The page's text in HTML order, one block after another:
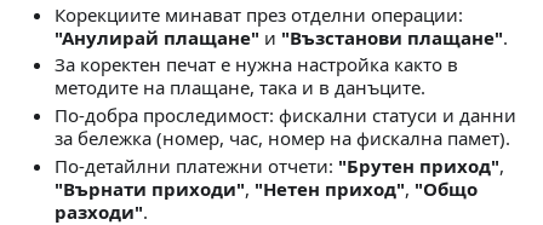
Корекциите минават през отделни операции:
"Анулирай плащане" и "Възстанови плащане".
За коректен печат е нужна настройка както в
методите на плащане, така и в данъците.
По-добра проследимост: фискални статуси и данни
за бележка (номер, час, номер на фискална памет).
По-детайлни платежни отчети: "Брутен приход",
"Върнати приходи", "Нетен приход", "Общо
разходи".